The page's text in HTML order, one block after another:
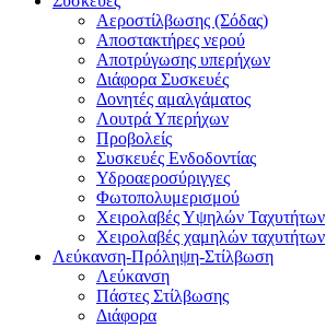
Αεροστίλβωσης (Σόδας)
Αποστακτήρες νερού
Αποτρύγωσης υπερήχων
Διάφορα Συσκευές
Δονητές αμαλγάματος
Λουτρά Υπερήχων
Προβολείς
Συσκευές Ενδοδοντίας
Υδροαεροσύριγγες
Φωτοπολυμερισμού
Χειρολαβές Υψηλών Ταχυτήτων
Χειρολαβές χαμηλών ταχυτήτων
Λεύκανση-Πρόληψη-Στίλβωση
Λεύκανση
Πάστες Στίλβωσης
Διάφορα